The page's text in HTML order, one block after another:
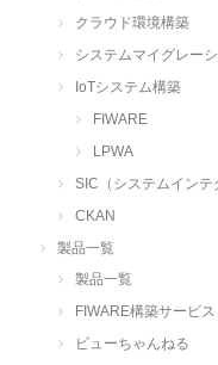
クラウド環境構築
システムマイグレー
IoTシステム構築
FIWARE
LPWA
SIC（システムインテ
CKAN
製品一覧
製品一覧
FIWARE構築サービス
ビューちゃんねる